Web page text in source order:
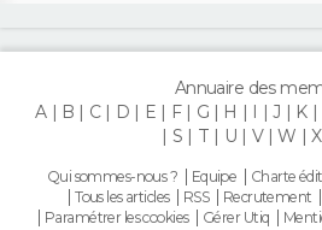
Annuaire des
A
B C D E F G H J K
S
T U V W X
Qui sommes-nous ? Equipe Charte
Tous les articles
RSS Recrutement
Paramétrer les cookies
Gérer Utiq